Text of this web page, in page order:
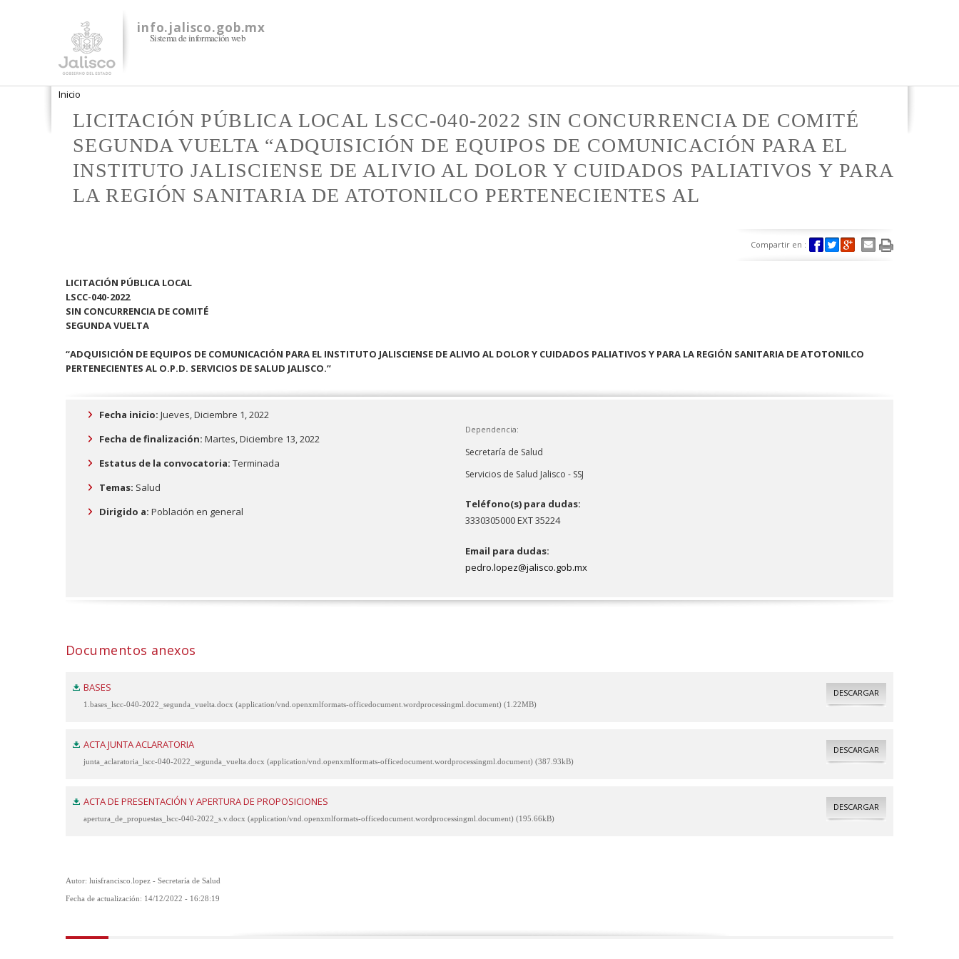
info.jalisco.gob.mx
Sistema de información web
Se encuentra usted aquí
Inicio
LICITACIÓN PÚBLICA LOCAL LSCC-040-2022 SIN CONCURRENCIA DE COMITÉ
SEGUNDA VUELTA “ADQUISICIÓN DE EQUIPOS DE COMUNICACIÓN PARA EL
INSTITUTO JALISCIENSE DE ALIVIO AL DOLOR Y CUIDADOS PALIATIVOS Y PARA
LA REGIÓN SANITARIA DE ATOTONILCO PERTENECIENTES AL
Compartir en :
LICITACIÓN PÚBLICA LOCAL
LSCC-040-2022
SIN CONCURRENCIA DE COMITÉ
SEGUNDA VUELTA
“ADQUISICIÓN DE EQUIPOS DE COMUNICACIÓN PARA EL INSTITUTO JALISCIENSE DE ALIVIO AL DOLOR Y CUIDADOS PALIATIVOS Y PARA LA REGIÓN SANITARIA DE ATOTONILCO
PERTENECIENTES AL O.P.D. SERVICIOS DE SALUD JALISCO.”
Fecha inicio: Jueves, Diciembre 1, 2022
Fecha de finalización: Martes, Diciembre 13, 2022
Estatus de la convocatoria: Terminada
Temas: Salud
Dirigido a: Población en general
Dependencia:
Secretaría de Salud
Servicios de Salud Jalisco - SSJ
Teléfono(s) para dudas:
3330305000 EXT 35224
Email para dudas:
pedro.lopez@jalisco.gob.mx
Documentos anexos
BASES
1.bases_lscc-040-2022_segunda_vuelta.docx (application/vnd.openxmlformats-officedocument.wordprocessingml.document) (1.22MB)
DESCARGAR
ACTA JUNTA ACLARATORIA
junta_aclaratoria_lscc-040-2022_segunda_vuelta.docx (application/vnd.openxmlformats-officedocument.wordprocessingml.document) (387.93kB)
DESCARGAR
ACTA DE PRESENTACIÓN Y APERTURA DE PROPOSICIONES
apertura_de_propuestas_lscc-040-2022_s.v.docx (application/vnd.openxmlformats-officedocument.wordprocessingml.document) (195.66kB)
DESCARGAR
Autor: luisfrancisco.lopez - Secretaría de Salud
Fecha de actualización: 14/12/2022 - 16:28:19